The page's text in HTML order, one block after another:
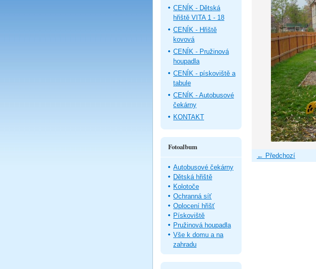
← Předchozí
CENÍK - Dětská
hřiště VITA 1 - 18
CENÍK - Hřiště
kovová
CENÍK - Pružinová
houpadla
CENÍK - pískoviště a
tabule
CENÍK - Autobusové
čekárny
KONTAKT
Fotoalbum
Autobusové čekárny
Dětská hřiště
Kolotoče
Ochranná síť
Oplocení hřišť
Pískoviště
Pružinová houpadla
Vše k domu a na
zahradu